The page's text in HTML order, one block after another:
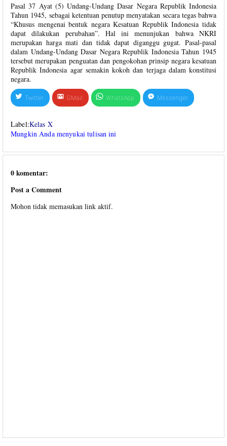
Pasal 37 Ayat (5) Undang-Undang Dasar Negara Republik Indonesia
Tahun 1945, sebagai ketentuan penutup menyatakan secara tegas bahwa
“Khusus mengenai bentuk negara Kesatuan Republik Indonesia tidak
dapat dilakukan perubahan”. Hal ini menunjukan bahwa NKRI
merupakan harga mati dan tidak dapat diganggu gugat. Pasal-pasal
dalam Undang-Undang Dasar Negara Republik Indonesia Tahun 1945
tersebut merupakan penguatan dan pengokohan prinsip negara kesatuan
Republik Indonesia agar semakin kokoh dan terjaga dalam konstitusi
negara.
Twitter GMail WhatsApp Messenger
Label:Kelas X
Mungkin Anda menyukai tulisan ini
0 komentar:
Post a Comment
Mohon tidak memasukan link aktif.